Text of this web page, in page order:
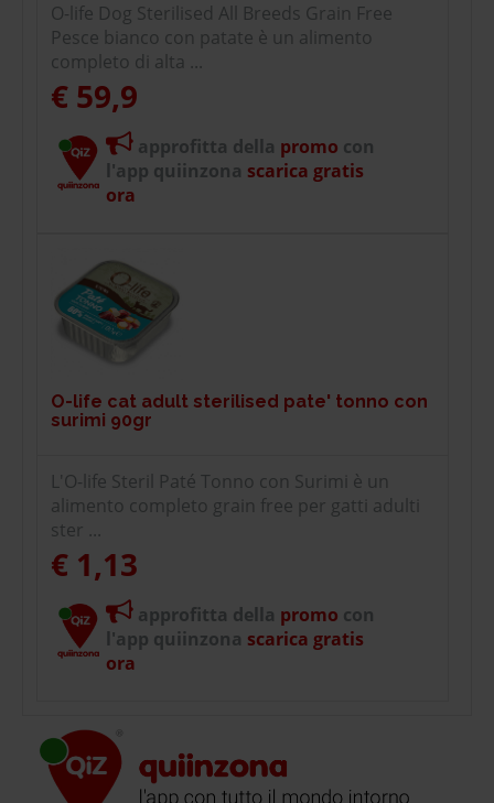
O-life Dog Sterilised All Breeds Grain Free
Pesce bianco con patate è un alimento
completo di alta ...
€ 59,9
approfitta della promo con
l'app quiinzona scarica gratis
ora
O-life cat adult sterilised pate' tonno con
surimi 90gr
L'O-life Steril Paté Tonno con Surimi è un
alimento completo grain free per gatti adulti
ster ...
€ 1,13
approfitta della promo con
l'app quiinzona scarica gratis
ora